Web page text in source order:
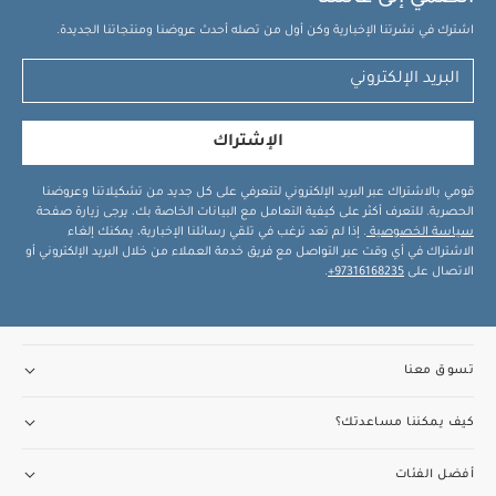
اشترك في نشرتنا الإخبارية وكن أول من تصله أحدث عروضنا ومنتجاتنا الجديدة.
الإشتراك
قومي بالاشتراك عبر البريد الإلكتروني لتتعرفي على كل جديد من تشكيلاتنا وعروضنا
الحصرية. للتعرف أكثر على كيفية التعامل مع البيانات الخاصة بك، يرجى زيارة صفحة
سياسة الخصوصية . إذا لم تعد ترغب في تلقي رسائلنا الإخبارية، يمكنك إلغاء
الاشتراك في أي وقت عبر التواصل مع فريق خدمة العملاء من خلال البريد الإلكتروني أو
الاتصال على 97316168235+
.
تسوق معنا
كيف يمكننا مساعدتك؟
أفضل الفئات